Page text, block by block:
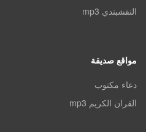
النقشبندي mp3
مواقع صديقة
دعاء مكتوب
القران الكريم mp3